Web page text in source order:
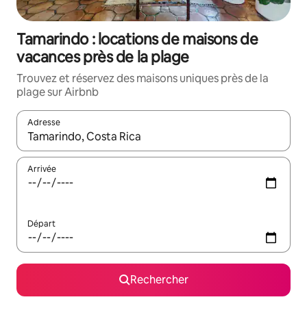
Tamarindo : locations de maisons de
vacances près de la plage
Trouvez et réservez des maisons uniques près de la
plage sur Airbnb
Adresse
Lorsque les résultats s'affichent, utilisez les flèches vers le
Arrivée
Départ
Rechercher